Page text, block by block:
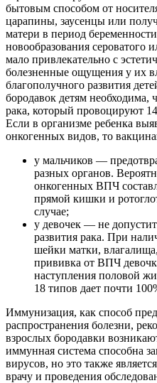
бытовым способом от
царапины, заусенцы или
матери в период
новообразования сероватого
мало привлекательно с
болезненные ощущения у их
благополучного развития
бородавок детям необходима,
рака, который провоцируют
Если в организме ребенка
онкогенных видов, то
у мальчиков —
разных органов.
онкогенных ВПЧ
прямой кишки и
случае;
у девочек — не
развития рака. При
шейки матки,
прививка от ВПЧ
наступления половой
18 типов дает почти
Иммунизация, как способ
распространения болезни,
взрослых бородавки
иммунная система способна
вирусов, но это также
врачу и проведения